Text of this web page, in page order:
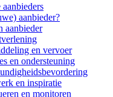
aanbieders
aanbieder?
aanbieder
en vervoer
en ondersteuning
en inspiratie
en monitoren